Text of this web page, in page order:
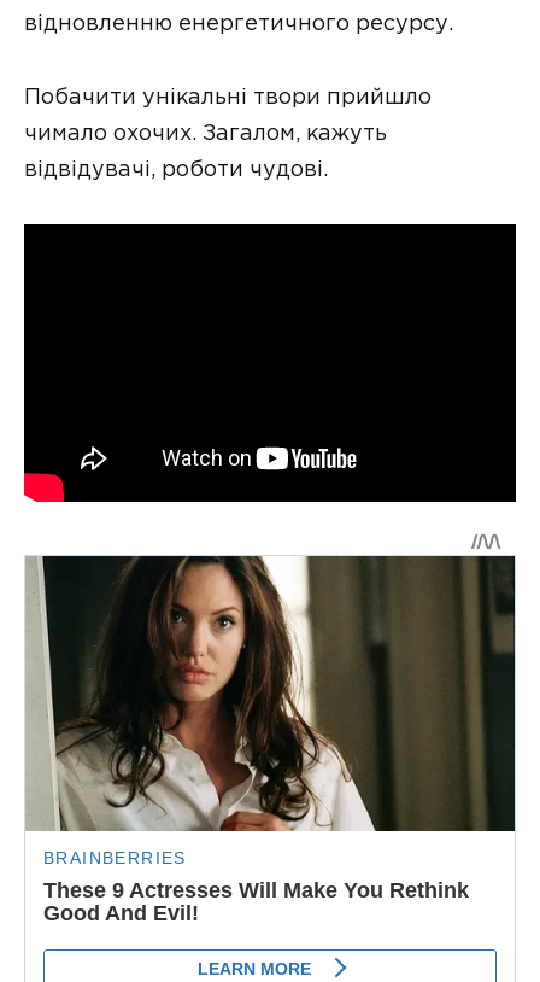
відновленню енергетичного ресурсу.
Побачити унікальні твори прийшло
чимало охочих. Загалом, кажуть
відвідувачі, роботи чудові.